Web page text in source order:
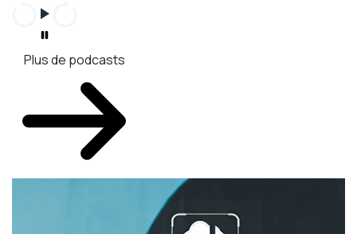
Plus de podcasts